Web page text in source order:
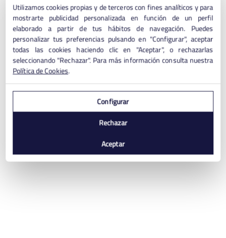
Utilizamos cookies propias y de terceros con fines analíticos y para
mostrarte publicidad personalizada en función de un perfil
elaborado a partir de tus hábitos de navegación. Puedes
personalizar tus preferencias pulsando en "Configurar", aceptar
todas las cookies haciendo clic en "Aceptar", o rechazarlas
seleccionando "Rechazar". Para más información consulta nuestra
Política de Cookies.
Configurar
Rechazar
Aceptar